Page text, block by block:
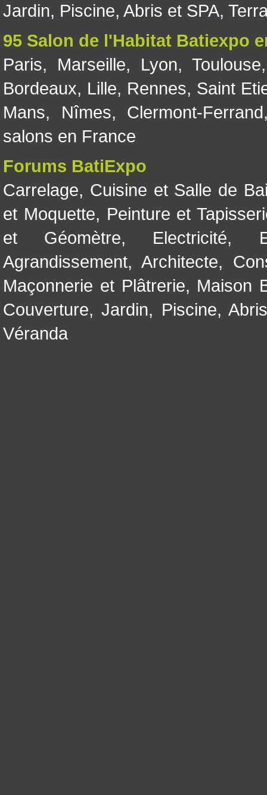
Jardin, Piscine, Abris et SPA,
95 Salon de l'Habitat Batiexpo
Paris, Marseille, Lyon, Toulouse
Bordeaux, Lille, Rennes, Saint
Mans, Nîmes, Clermont-Ferrand
salons en France
Forums BatiExpo
Carrelage, Cuisine et Salle de
et Moquette, Peinture et
et Géomètre, Electricité,
Agrandissement, Architecte,
Maçonnerie et Plâtrerie, Maison
Couverture,Jardin, Piscine,
Véranda